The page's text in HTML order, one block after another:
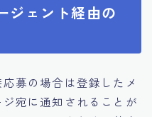
ジェント経由の
募の場合は登録したメ
宛に通知されることが